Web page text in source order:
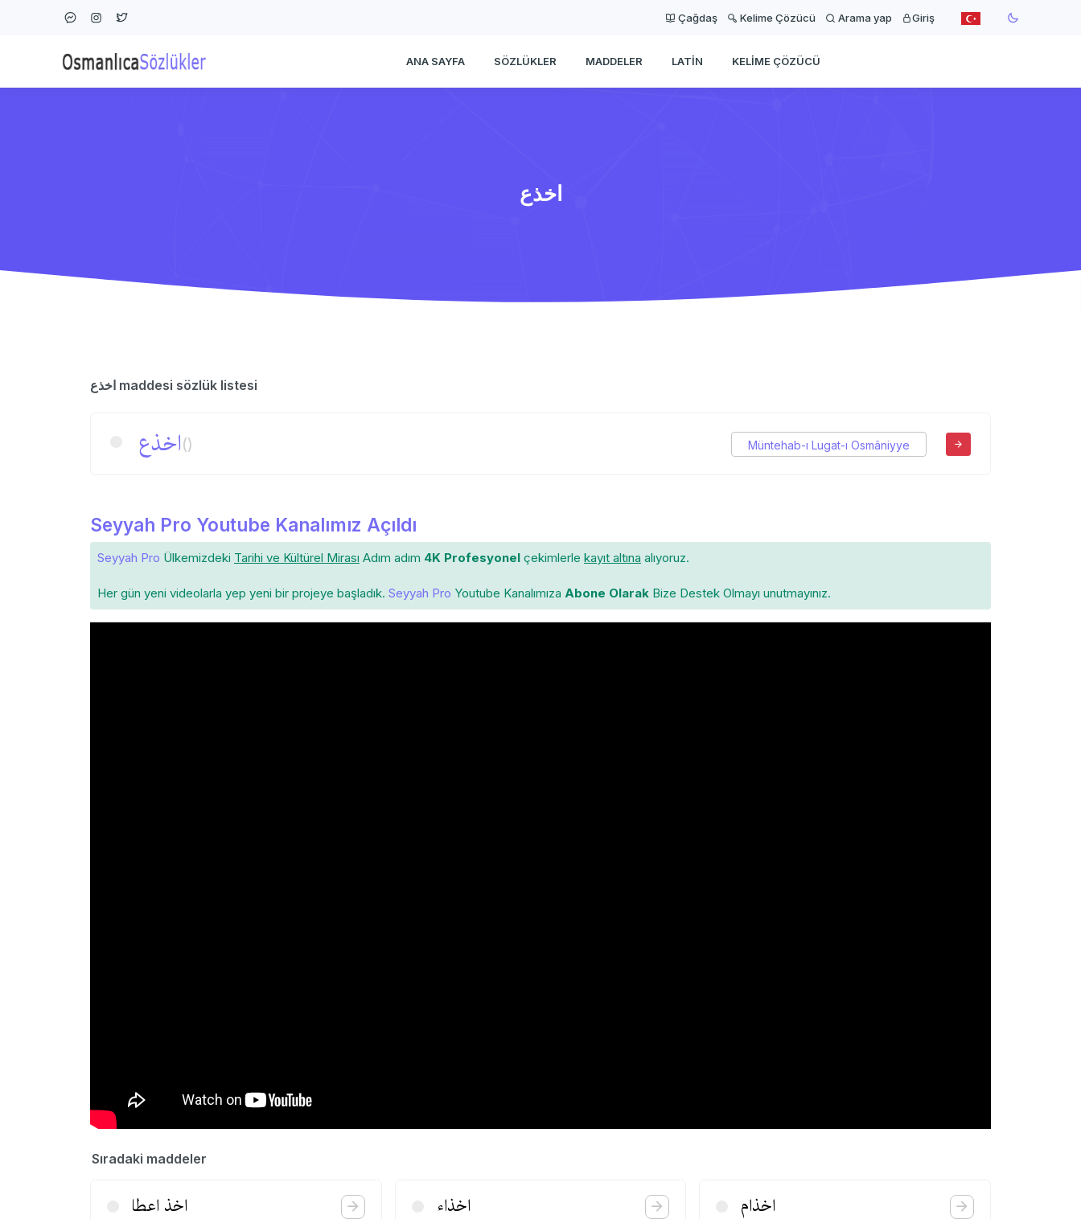
Çağdaş Kelime Çözücü Arama yap Giriş
ANA SAYFA SÖZLÜKLER MADDELER LATIN KELIME ÇÖZÜCÜ
اخذع
اخذع maddesi sözlük listesi
اخذع() Müntehab-ı Lugat-ı Osmâniyye
Seyyah Pro Youtube Kanalımız Açıldı
Seyyah Pro Ülkemizdeki Tarihi ve Kültürel Mirası Adım adım 4K Profesyonel çekimlerle kayıt altına alıyoruz.
Her gün yeni videolarla yep yeni bir projeye başladık. Seyyah Pro Youtube Kanalımıza Abone Olarak Bize Destek Olmayı unutmayınız.
Sıradaki maddeler
اخذ اعطا اخذاء اخذام